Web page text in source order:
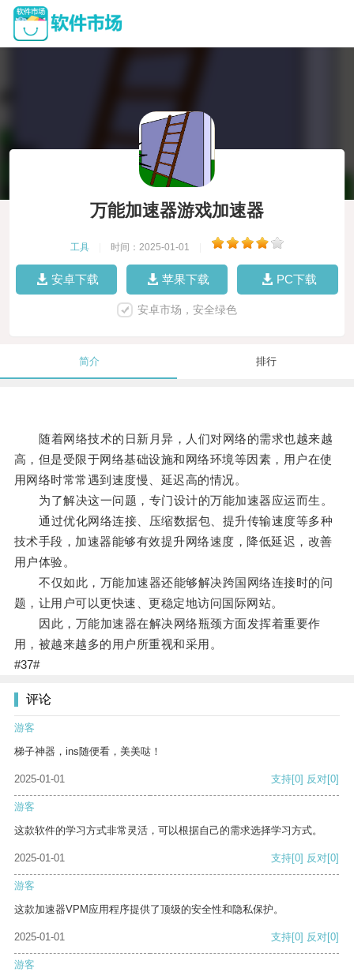
万能加速器游戏加速器
工具 时间：2025-01-01
安卓下载 苹果下载 PC下载
安卓市场，安全绿色
简介 排行
随着网络技术的日新月异，人们对网络的需求也越来越
高，但是受限于网络基础设施和网络环境等因素，用户在使
用网络时常常遇到速度慢、延迟高的情况。
为了解决这一问题，专门设计的万能加速器应运而生。
通过优化网络连接、压缩数据包、提升传输速度等多种
技术手段，加速器能够有效提升网络速度，降低延迟，改善
用户体验。
不仅如此，万能加速器还能够解决跨国网络连接时的问
题，让用户可以更快速、更稳定地访问国际网站。
因此，万能加速器在解决网络瓶颈方面发挥着重要作
用，被越来越多的用户所重视和采用。
#37#
评论
游客
梯子神器，ins随便看，美美哒！
2025-01-01 支持[0] 反对[0]
游客
这款软件的学习方式非常灵活，可以根据自己的需求选择学习方式。
2025-01-01 支持[0] 反对[0]
游客
这款加速器VPM应用程序提供了顶级的安全性和隐私保护。
2025-01-01 支持[0] 反对[0]
游客